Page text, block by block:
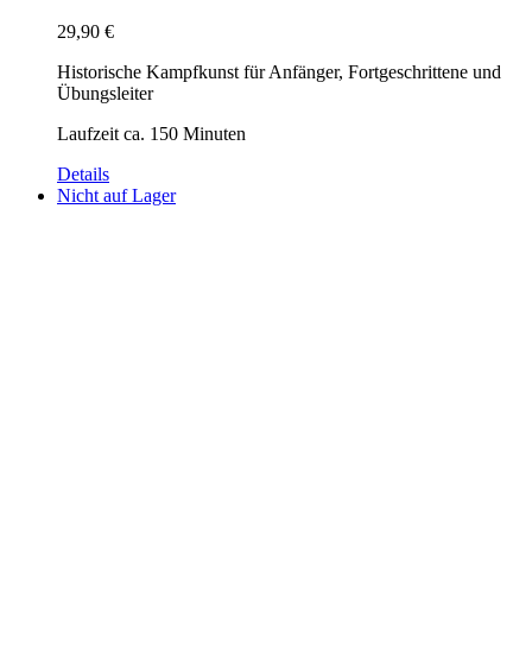
29,90 €
Historische Kampfkunst für Anfänger, Fortgeschrittene und
Übungsleiter
Laufzeit ca. 150 Minuten
Details
Nicht auf Lager